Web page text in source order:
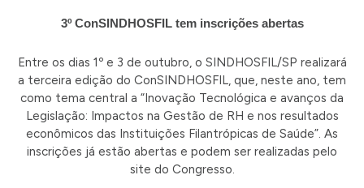
3º ConSINDHOSFIL tem inscrições abertas
Entre os dias 1º e 3 de outubro, o SINDHOSFIL/SP realizará
a terceira edição do ConSINDHOSFIL, que, neste ano, tem
como tema central a “Inovação Tecnológica e avanços da
Legislação: Impactos na Gestão de RH e nos resultados
econômicos das Instituições Filantrópicas de Saúde”. As
inscrições já estão abertas e podem ser realizadas pelo
site do Congresso.